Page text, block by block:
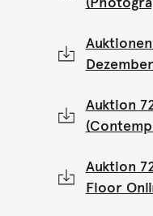
Auktion
Auktion
Floor